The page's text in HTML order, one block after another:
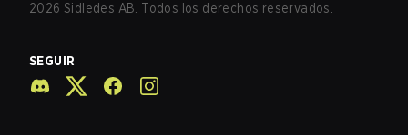
2026 Sidledes AB. Todos los derechos reservados.
SEGUIR